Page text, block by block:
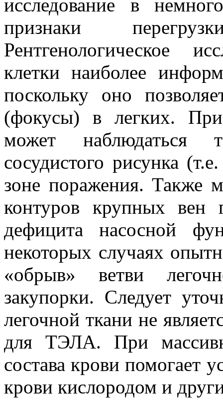
исследование в
признаки
Рентгенологическое
клетки наиболее
поскольку оно
(фокусы) в легких.
может наблюдаться
сосудистого рисунка
зоне поражения. Также
контуров крупных вен
дефицита насосной
некоторых случаях
«обрыв» ветви
закупорки. Следует
легочной ткани не
для ТЭЛА. При
состава крови помогает
крови кислородом и